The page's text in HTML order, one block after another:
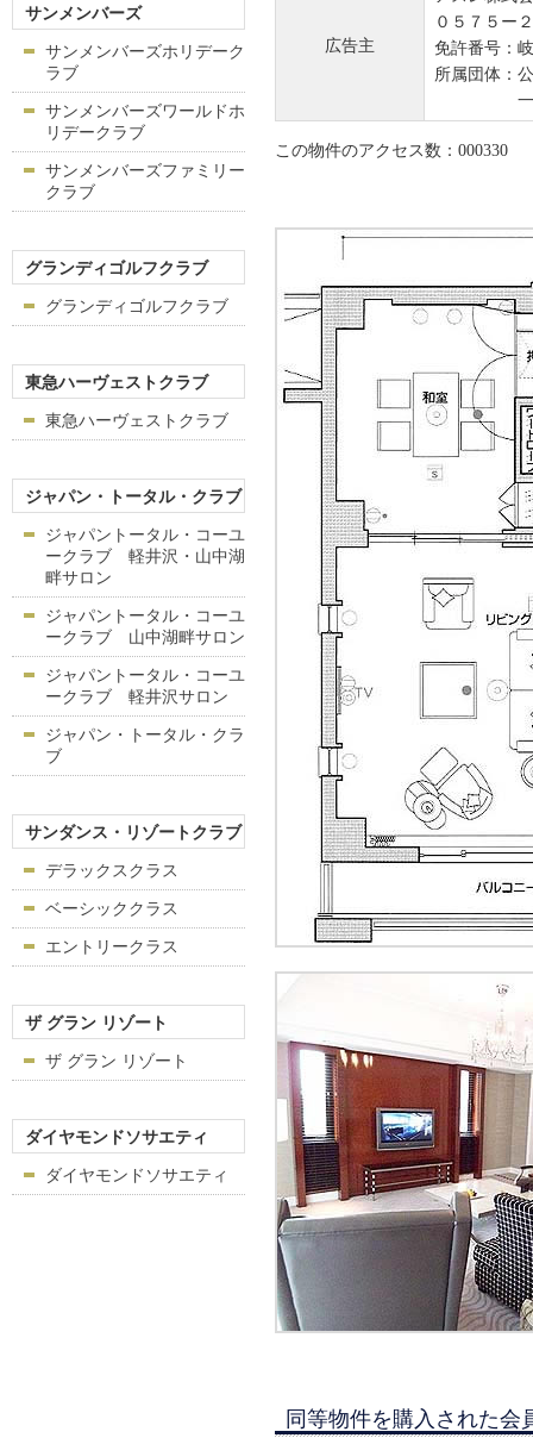
サンメンバーズ
サンメンバーズホリデーク
ラブ
サンメンバーズワールドホ
リデークラブ
サンメンバーズファミリー
クラブ
グランディゴルフクラブ
グランディゴルフクラブ
東急ハーヴェストクラブ
東急ハーヴェストクラブ
ジャパン・トータル・クラブ
ジャパントータル・コーユ
ークラブ 軽井沢・山中湖
畔サロン
ジャパントータル・コーユ
ークラブ 山中湖畔サロン
ジャパントータル・コーユ
ークラブ 軽井沢サロン
ジャパン・トータル・クラ
ブ
サンダンス・リゾートクラブ
デラックスクラス
ベーシッククラス
エントリークラス
ザ グラン リゾート
ザ グラン リゾート
ダイヤモンドソサエティ
ダイヤモンドソサエティ
広告主
０５７５ー
免許番号：
所属団体：
一般社団
この物件のアクセス数：000330
同等物件を購入された会